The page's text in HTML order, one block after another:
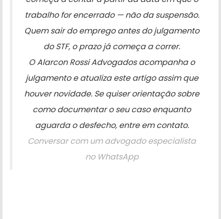
trabalho for encerrado — não da suspensão.
Quem sair do emprego antes do julgamento
do STF, o prazo já começa a correr.
O Alarcon Rossi Advogados acompanha o
julgamento e atualiza este artigo assim que
houver novidade. Se quiser orientação sobre
como documentar o seu caso enquanto
aguarda o desfecho, entre em contato.
Conversar com um advogado especialista
no WhatsApp